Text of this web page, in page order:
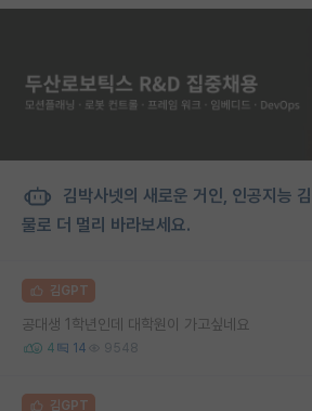
김박사넷의 새로운 거인, 인공지능
물로 더 멀리 바라보세요.
김GPT
공대생 1학년인데 대학원이 가고싶네요
4 14 9548
김GPT